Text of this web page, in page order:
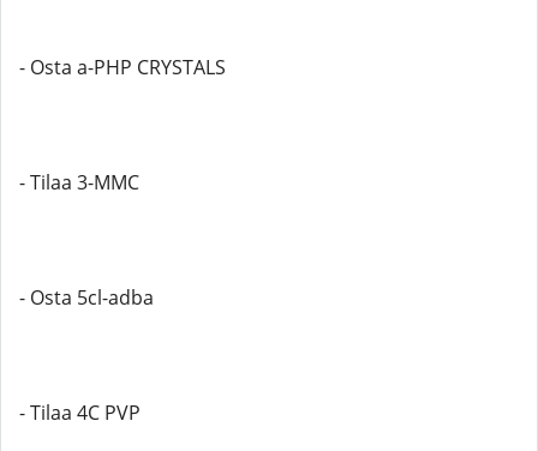
- Osta a-PHP CRYSTALS
- Tilaa 3-MMC
- Osta 5cl-adba
- Tilaa 4C PVP